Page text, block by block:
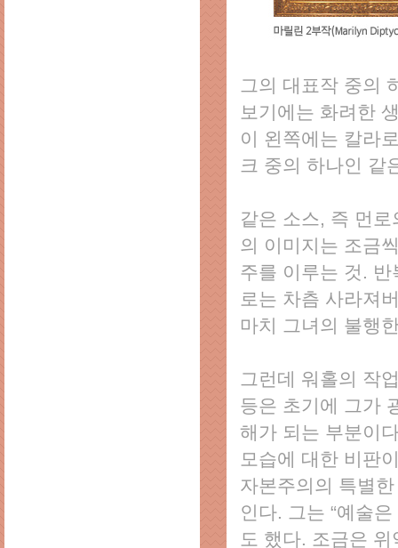
그의 대표작 중의
보기에는 화려한
이 왼쪽에는 칼라
크 중의 하나인 같
같은 소스, 즉 먼
의 이미지는 조금
주를 이루는 것.
로는 차츰 사라져
마치 그녀의 불행
그런데 워홀의 작
등은 초기에 그가
해가 되는 부분이
모습에 대한 비판
자본주의의 특별
인다. 그는 “예술
도 했다. 조금은